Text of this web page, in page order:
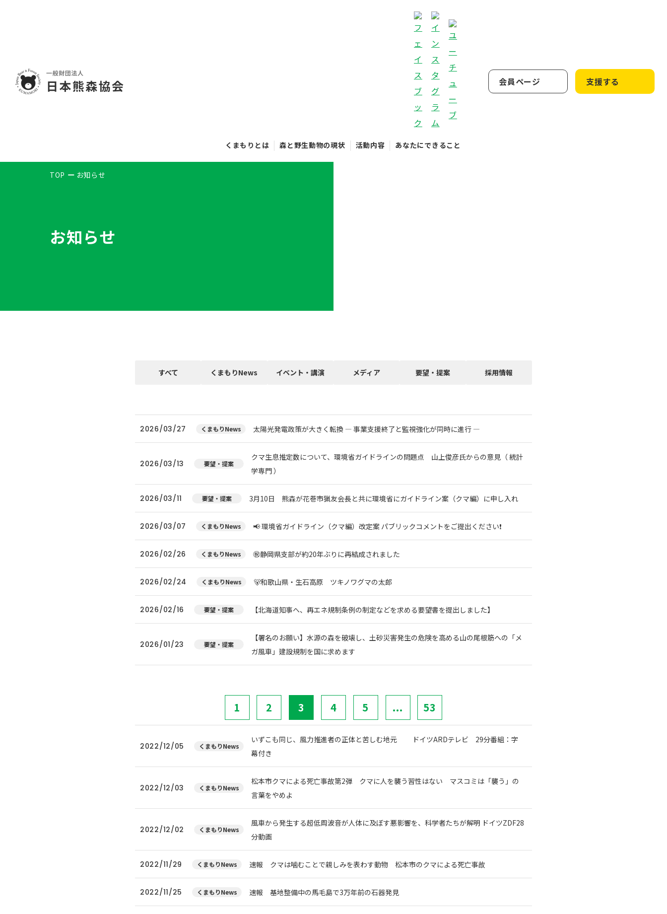
くまもりとは 森と野生動物の現状 活動内容 あなたにできること
会員ページ 支援する
TOP お知らせ
お知らせ
すべて くまもりNews イベント・講演 メディア 要望・提案 採用情報
2026/03/27 くまもりNews 太陽光発電政策が大きく転換 ― 事業支援終了と監視強化が同時に進行 ―
2026/03/13 要望・提案
クマ生息推定数について、環境省ガイドラインの問題点 山上俊彦氏からの意見（ 統計
学専門 ）
2026/03/11 要望・提案 3月10日 熊森が花巻市猟友会長と共に環境省にガイドライン案（クマ編）に申し入れ
2026/03/07 くまもりNews 📢 環境省ガイドライン（クマ編）改定案 パブリックコメントをご提出ください❗
2026/02/26 くまもりNews ㊗️静岡県支部が約20年ぶりに再結成されました
2026/02/24 くまもりNews 🐻和歌山県・生石高原 ツキノワグマの太郎
2026/02/16 要望・提案 【北海道知事へ、再エネ規制条例の制定などを求める要望書を提出しました】
2026/01/23 要望・提案
【署名のお願い】水源の森を破壊し、土砂災害発生の危険を高める山の尾根筋への「メ
ガ風車」建設規制を国に求めます
1 2 3 4 5 ... 53
2022/12/05 くまもりNews
いずこも同じ、風力推進者の正体と苦しむ地元 ドイツARDテレビ 29分番組：字
幕付き
2022/12/03 くまもりNews
松本市クマによる死亡事故第2弾 クマに人を襲う習性はない マスコミは「襲う」の
言葉をやめよ
2022/12/02 くまもりNews
風車から発生する超低周波音が人体に及ぼす悪影響を、科学者たちが解明 ドイツZDF28
分動画
2022/11/29 くまもりNews 速報 クマは噛むことで親しみを表わす動物 松本市のクマによる死亡事故
2022/11/25 くまもりNews 速報 基地整備中の馬毛島で3万年前の石器発見